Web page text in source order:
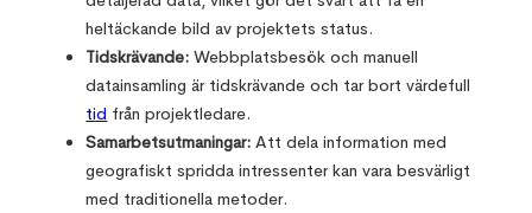
heltäckande bild av projektets status.
Tidskrävande: Webbplatsbesök och manuell
datainsamling är tidskrävande och tar bort värdefull
tid från projektledare.
Samarbetsutmaningar: Att dela information med
geografiskt spridda intressenter kan vara besvärligt
med traditionella metoder.